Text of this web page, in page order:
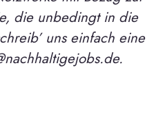
die unbedingt in die
uns einfach eine